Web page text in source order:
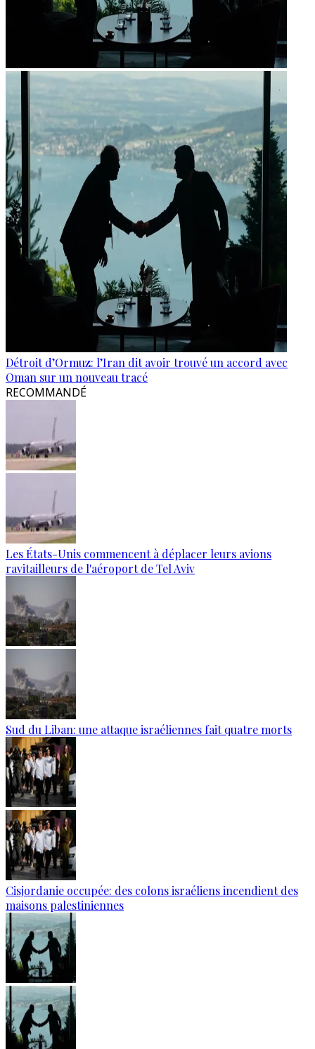
Détroit d’Ormuz: l’Iran dit avoir trouvé un accord avec
Oman sur un nouveau tracé
RECOMMANDÉ
Les États-Unis commencent à déplacer leurs avions
ravitailleurs de l'aéroport de Tel Aviv
Sud du Liban: une attaque israéliennes fait quatre morts
Cisjordanie occupée: des colons israéliens incendient des
maisons palestiniennes